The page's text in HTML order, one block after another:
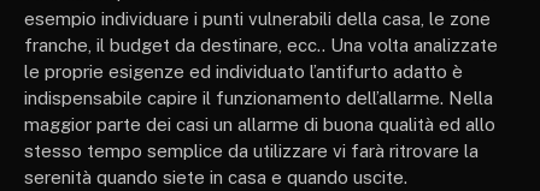
esempio individuare i punti vulnerabili della casa, le zone
franche, il budget da destinare, ecc.. Una volta analizzate
le proprie esigenze ed individuato l’antifurto adatto è
indispensabile capire il funzionamento dell’allarme. Nella
maggior parte dei casi un allarme di buona qualità ed allo
stesso tempo semplice da utilizzare vi farà ritrovare la
serenità quando siete in casa e quando uscite.